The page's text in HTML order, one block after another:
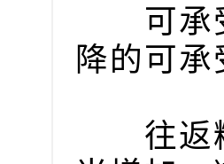
可承受
降的可
往返精